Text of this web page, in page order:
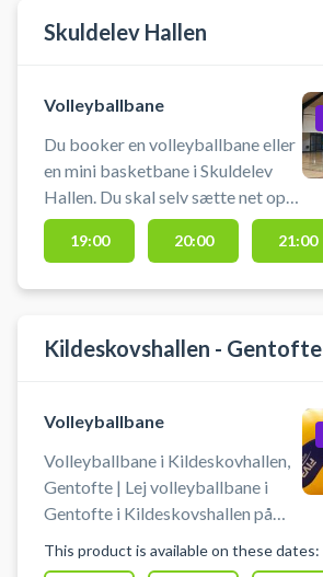
hinanden.
Skuldelev Hallen
Volleyballbane
Du booker en volleyballbane eller
en mini basketbane i Skuldelev
Hallen. Du skal selv sætte net op
og medbringe udstyr. Der er
mulighed for omklædning. Hvis du
19:00 20:00 21:00
Kildeskovshallen - Gentofte
Volleyballbane
Volleyballbane i Kildeskovhallen,
Gentofte | Lej volleyballbane i
Gentofte i Kildeskovshallen på
Book volleyballbanen i
This product is available on these dates: